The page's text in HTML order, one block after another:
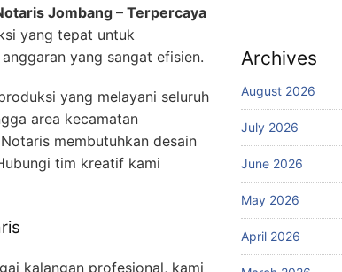
Jombang – Terpercaya
yang tepat untuk
yang sangat efisien.
yang melayani seluruh
area kecamatan
membutuhkan desain
tim kreatif kami
kalangan profesional, kami
Archives
August 2026
July 2026
June 2026
May 2026
April 2026